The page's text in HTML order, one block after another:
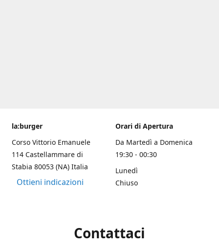
la:burger
Corso Vittorio Emanuele
114 Castellammare di
Stabia 80053 (NA) Italia
Ottieni indicazioni
Orari di Apertura
Da Martedì a Domenica
19:30 - 00:30
Lunedì
Chiuso
Contattaci